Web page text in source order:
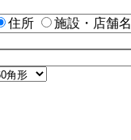
住所 施設・店舗名